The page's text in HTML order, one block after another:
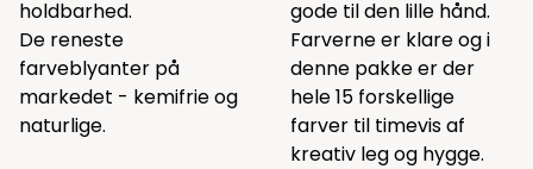
holdbarhed.
De reneste
farveblyanter på
markedet - kemifrie og
naturlige.
gode til den lille hånd.
Farverne er klare og i
denne pakke er der
hele 15 forskellige
farver til timevis af
kreativ leg og hygge.